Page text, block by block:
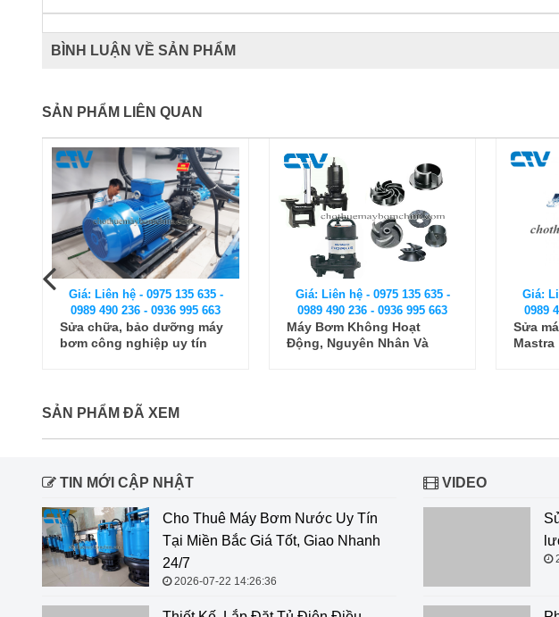
BÌNH LUẬN VỀ SẢN PHẨM
SẢN PHẨM LIÊN QUAN
Giá: Liên hệ - 0975 135 635 -
0989 490 236 - 0936 995 663
Máy Bơm Không Hoạt
Động, Nguyên Nhân Và
Giá: Liên hệ - 0975 135 635 -
0989 490 236 - 0936 995 663
Sửa máy bơm giếng khoan
Mastra
Giá:
0989
Sửa
SẢN PHẨM ĐÃ XEM
TIN MỚI CẬP NHẬT
Cho Thuê Máy Bơm Nước Uy Tín
Tại Miền Bắc Giá Tốt, Giao Nhanh
24/7
2026-07-22 14:26:36
VIDEO
Sửa bơm trục đứng